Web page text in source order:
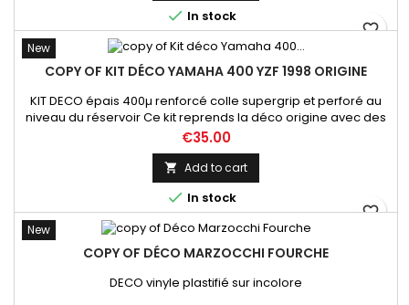
 In stock
favorite_border
New
COPY OF KIT DÉCO YAMAHA 400 YZF 1998 ORIGINE
KIT DECO épais 400µ renforcé colle supergrip et perforé au
niveau du réservoir Ce kit reprends la déco origine avec des
stickers à coller directement sur les plastiques des gardes
boues AV et AR et sur le bras oscillant ( sans fond )
Price
€35.00
 Add to cart
 In stock
favorite_border
New
COPY OF DÉCO MARZOCCHI FOURCHE
DECO vinyle plastifié sur incolore